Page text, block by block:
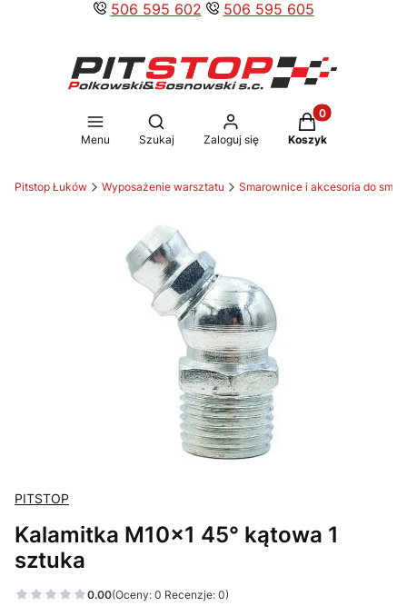
506 595 602 506 595 605
Menu
Otwórz wyszukiwarkę
Szukaj Zaloguj się
Produkty w
Koszyk
Pitstop Łuków Wyposażenie warsztatu Smarownice i akcesoria do
PITSTOP
Kalamitka M10x1 45° kątowa 1
sztuka
0.00(Oceny: 0 Recenzje: 0)